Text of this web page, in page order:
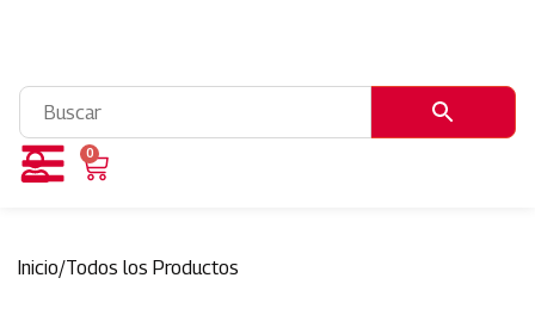
0
Inicio/Todos los Productos